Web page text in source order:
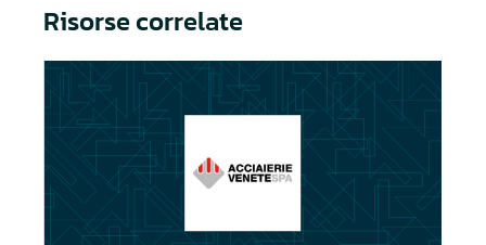
Risorse correlate